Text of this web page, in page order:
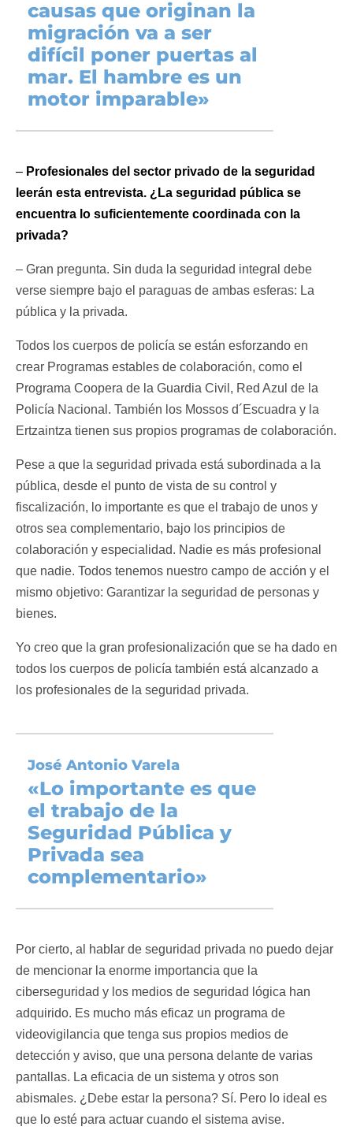
causas que originan la
migración va a ser
difícil poner puertas al
mar. El hambre es un
motor imparable»
– Profesionales del sector privado de la seguridad
leerán esta entrevista. ¿La seguridad pública se
encuentra lo suficientemente coordinada con la
privada?
– Gran pregunta. Sin duda la seguridad integral debe
verse siempre bajo el paraguas de ambas esferas: La
pública y la privada.
Todos los cuerpos de policía se están esforzando en
crear Programas estables de colaboración, como el
Programa Coopera de la Guardia Civil, Red Azul de la
Policía Nacional. También los Mossos d´Escuadra y la
Ertzaintza tienen sus propios programas de colaboración.
Pese a que la seguridad privada está subordinada a la
pública, desde el punto de vista de su control y
fiscalización, lo importante es que el trabajo de unos y
otros sea complementario, bajo los principios de
colaboración y especialidad. Nadie es más profesional
que nadie. Todos tenemos nuestro campo de acción y el
mismo objetivo: Garantizar la seguridad de personas y
bienes.
Yo creo que la gran profesionalización que se ha dado en
todos los cuerpos de policía también está alcanzado a
los profesionales de la seguridad privada.
José Antonio Varela
«Lo importante es que
el trabajo de la
Seguridad Pública y
Privada sea
complementario»
Por cierto, al hablar de seguridad privada no puedo dejar
de mencionar la enorme importancia que la
ciberseguridad y los medios de seguridad lógica han
adquirido. Es mucho más eficaz un programa de
videovigilancia que tenga sus propios medios de
detección y aviso, que una persona delante de varias
pantallas. La eficacia de un sistema y otros son
abismales. ¿Debe estar la persona? Sí. Pero lo ideal es
que lo esté para actuar cuando el sistema avise.